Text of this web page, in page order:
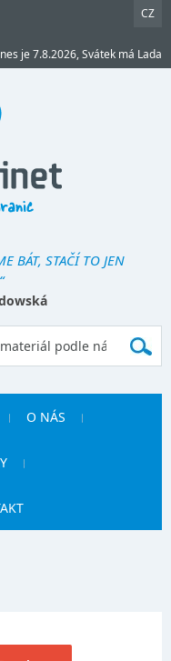
CZ
je 7.8.2026, Svátek má Lada
BÁT, STAČÍ TO JEN
O NÁS